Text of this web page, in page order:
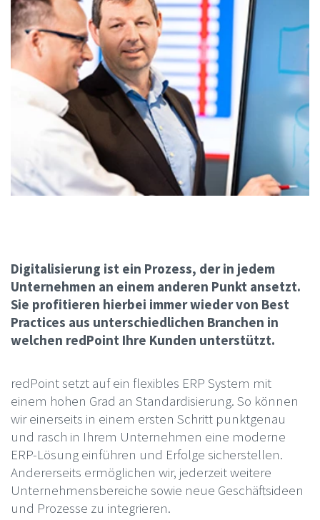
Digitalisierung ist ein Prozess, der in jedem
Unternehmen an einem anderen Punkt ansetzt.
Sie profitieren hierbei immer wieder von Best
Practices aus unterschiedlichen Branchen in
welchen redPoint Ihre Kunden unterstützt.
redPoint setzt auf ein flexibles ERP System mit
einem hohen Grad an Standardisierung. So können
wir einerseits in einem ersten Schritt punktgenau
und rasch in Ihrem Unternehmen eine moderne
ERP-Lösung einführen und Erfolge sicherstellen.
Andererseits ermöglichen wir, jederzeit weitere
Unternehmensbereiche sowie neue Geschäftsideen
und Prozesse zu integrieren.